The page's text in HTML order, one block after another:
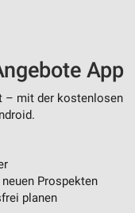
App
– mit der kostenlosen
Prospekten
planen